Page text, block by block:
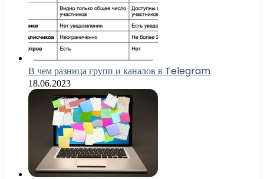
В чем разница групп и каналов в Telegram
18.06.2023